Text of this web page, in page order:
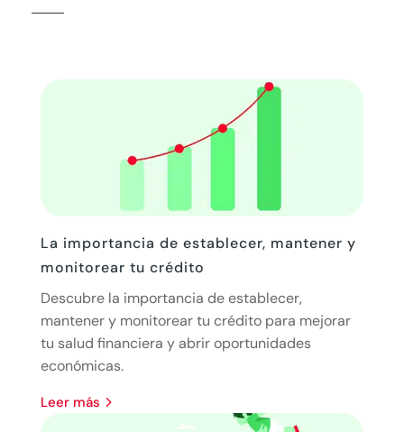
La importancia de establecer, mantener y
monitorear tu crédito
Descubre la importancia de establecer,
mantener y monitorear tu crédito para mejorar
tu salud financiera y abrir oportunidades
económicas.
leer más